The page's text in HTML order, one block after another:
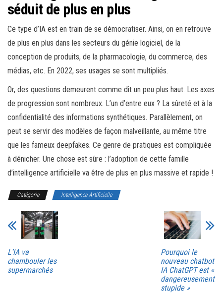
séduit de plus en plus
Ce type d’IA est en train de se démocratiser. Ainsi, on en retrouve
de plus en plus dans les secteurs du génie logiciel, de la
conception de produits, de la pharmacologie, du commerce, des
médias, etc. En 2022, ses usages se sont multipliés.
Or, des questions demeurent comme dit un peu plus haut. Les axes
de progression sont nombreux. L’un d’entre eux ? La sûreté et à la
confidentialité des informations synthétiques. Parallèlement, on
peut se servir des modèles de façon malveillante, au même titre
que les fameux deepfakes. Ce genre de pratiques est compliquée
à dénicher. Une chose est sûre : l’adoption de cette famille
d’intelligence artificielle va être de plus en plus massive et rapide !
Catégorie Intelligence Artificielle
L’IA va
chambouler les
supermarchés
Pourquoi le
nouveau chatbot
IA ChatGPT est «
dangereusement
stupide »